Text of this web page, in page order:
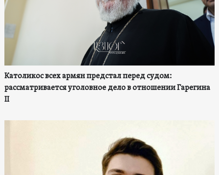
Католикос всех армян предстал перед судом:
рассматривается уголовное дело в отношении Гарегина
II